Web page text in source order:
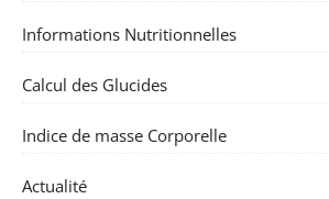
Informations Nutritionnelles
Calcul des Glucides
Indice de masse Corporelle
Actualité